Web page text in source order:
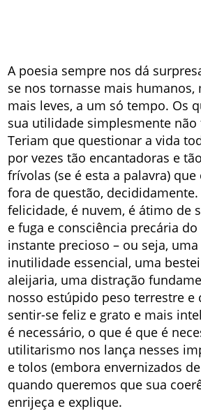
A poesia sempre nos dá
se nos tornasse mais humanos,
mais leves, a um só tempo. Os
sua utilidade simplesmente
Teriam que questionar a vida
por vezes tão encantadoras e
frívolas (se é esta a palavra)
fora de questão, decididamente.
felicidade, é nuvem, é átimo de
e fuga e consciência precária
instante precioso – ou seja,
inutilidade essencial, uma
aleijaria, uma distração
nosso estúpido peso terrestre e
sentir-se feliz e grato e mais
é necessário, o que é que é
utilitarismo nos lança nesses
e tolos (embora envernizados
quando queremos que sua
enrijeça e explique.